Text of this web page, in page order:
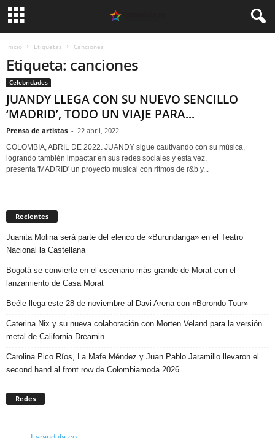
Inicio Etiquetas Canciones
Etiqueta: canciones
Celebridades
JUANDY LLEGA CON SU NUEVO SENCILLO
‘MADRID’, TODO UN VIAJE PARA...
Prensa de artistas - 22 abril, 2022
COLOMBIA, ABRIL DE 2022. JUANDY sigue cautivando con su música,
logrando también impactar en sus redes sociales y esta vez,
presenta 'MADRID' un proyecto musical con ritmos de r&b y...
Recientes
Juanita Molina será parte del elenco de «Burundanga» en el Teatro
Nacional la Castellana
Bogotá se convierte en el escenario más grande de Morat con el
lanzamiento de Casa Morat
Beéle llega este 28 de noviembre al Davi Arena con «Borondo Tour»
Caterina Nix y su nueva colaboración con Morten Veland para la versión
metal de California Dreamin
Carolina Pico Ríos, La Mafe Méndez y Juan Pablo Jaramillo llevaron el
second hand al front row de Colombiamoda 2026
Redes